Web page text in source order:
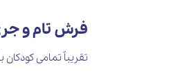
فرش تام و جری
تقریباً تمامی